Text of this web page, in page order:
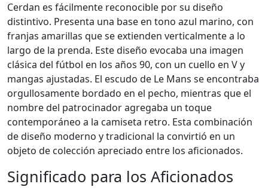
Cerdan es fácilmente reconocible por su diseño
distintivo. Presenta una base en tono azul marino, con
franjas amarillas que se extienden verticalmente a lo
largo de la prenda. Este diseño evocaba una imagen
clásica del fútbol en los años 90, con un cuello en V y
mangas ajustadas. El escudo de Le Mans se encontraba
orgullosamente bordado en el pecho, mientras que el
nombre del patrocinador agregaba un toque
contemporáneo a la camiseta retro. Esta combinación
de diseño moderno y tradicional la convirtió en un
objeto de colección apreciado entre los aficionados.
Significado para los Aficionados